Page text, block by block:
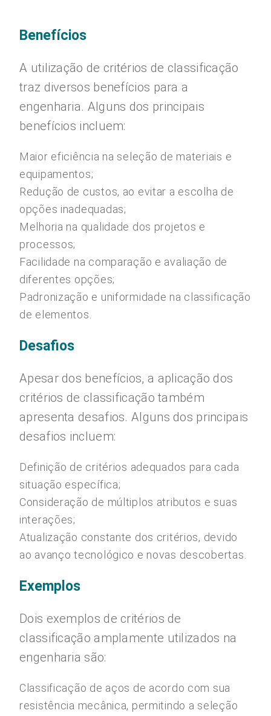
Benefícios
A utilização de critérios de classificação
traz diversos benefícios para a
engenharia. Alguns dos principais
benefícios incluem:
Maior eficiência na seleção de materiais e
equipamentos;
Redução de custos, ao evitar a escolha de
opções inadequadas;
Melhoria na qualidade dos projetos e
processos;
Facilidade na comparação e avaliação de
diferentes opções;
Padronização e uniformidade na classificação
de elementos.
Desafios
Apesar dos benefícios, a aplicação dos
critérios de classificação também
apresenta desafios. Alguns dos principais
desafios incluem:
Definição de critérios adequados para cada
situação específica;
Consideração de múltiplos atributos e suas
interações;
Atualização constante dos critérios, devido
ao avanço tecnológico e novas descobertas.
Exemplos
Dois exemplos de critérios de
classificação amplamente utilizados na
engenharia são:
Classificação de aços de acordo com sua
resistência mecânica, permitindo a seleção